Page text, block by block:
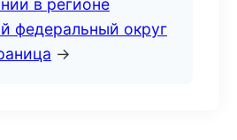
в регионе
федеральный округ
→